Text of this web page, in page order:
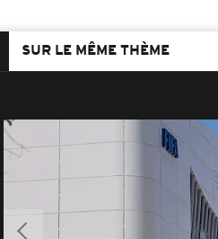
SUR LE MÊME THÈME